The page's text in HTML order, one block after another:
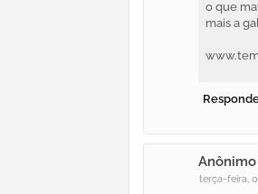
o que
mais a
Anônimo
terça-feira,